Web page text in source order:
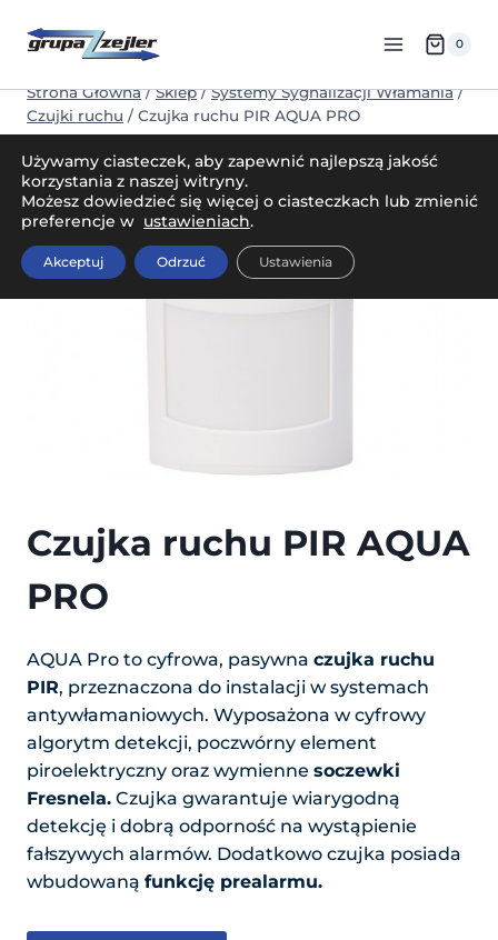
0
Strona Główna / Sklep / Systemy Sygnalizacji Włamania /
Czujki ruchu / Czujka ruchu PIR AQUA PRO
Czujka ruchu PIR AQUA
PRO
AQUA Pro to cyfrowa, pasywna czujka ruchu
PIR, przeznaczona do instalacji w systemach
antywłamaniowych. Wyposażona w cyfrowy
algorytm detekcji, poczwórny element
piroelektryczny oraz wymienne soczewki
Fresnela. Czujka gwarantuje wiarygodną
detekcję i dobrą odporność na wystąpienie
fałszywych alarmów. Dodatkowo czujka posiada
wbudowaną funkcję prealarmu.
Używamy ciasteczek, aby zapewnić najlepszą jakość
korzystania z naszej witryny.
Możesz dowiedzieć się więcej o ciasteczkach lub zmienić
preferencje w ustawieniach.
Akceptuj Odrzuć Ustawienia